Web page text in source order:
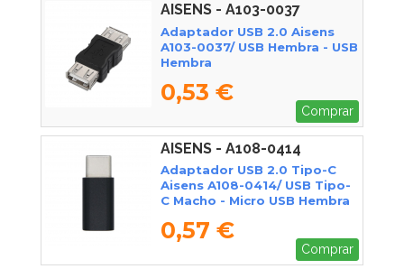
AISENS - A103-0037
Adaptador USB 2.0 Aisens
A103-0037/ USB Hembra - USB
Hembra
0,53 €
Comprar
AISENS - A108-0414
Adaptador USB 2.0 Tipo-C
Aisens A108-0414/ USB Tipo-
C Macho - Micro USB Hembra
0,57 €
Comprar